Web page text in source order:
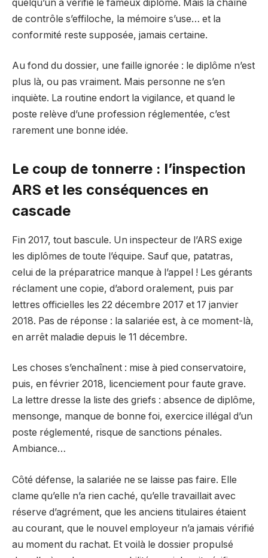
quelqu’un a vérifié le fameux diplôme. Mais la chaîne
de contrôle s’effiloche, la mémoire s’use… et la
conformité reste supposée, jamais certaine.
Au fond du dossier, une faille ignorée : le diplôme n’est
plus là, ou pas vraiment. Mais personne ne s’en
inquiète. La routine endort la vigilance, et quand le
poste relève d’une profession réglementée, c’est
rarement une bonne idée.
Le coup de tonnerre : l’inspection
ARS et les conséquences en
cascade
Fin 2017, tout bascule. Un inspecteur de l’ARS exige
les diplômes de toute l’équipe. Sauf que, patatras,
celui de la préparatrice manque à l’appel ! Les gérants
réclament une copie, d’abord oralement, puis par
lettres officielles les 22 décembre 2017 et 17 janvier
2018. Pas de réponse : la salariée est, à ce moment-là,
en arrêt maladie depuis le 11 décembre.
Les choses s’enchaînent : mise à pied conservatoire,
puis, en février 2018, licenciement pour faute grave.
La lettre dresse la liste des griefs : absence de diplôme,
mensonge, manque de bonne foi, exercice illégal d’un
poste réglementé, risque de sanctions pénales.
Ambiance…
Côté défense, la salariée ne se laisse pas faire. Elle
clame qu’elle n’a rien caché, qu’elle travaillait avec
réserve d’agrément, que les anciens titulaires étaient
au courant, que le nouvel employeur n’a jamais vérifié
au moment du rachat. Et voilà le dossier propulsé